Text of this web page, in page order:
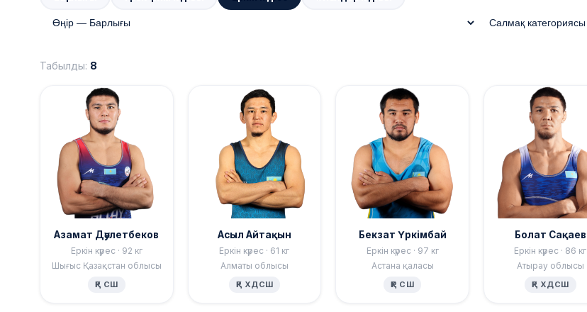
Табылды: 8
Азамат Дәулетбеков
Еркін күрес · 92 кг
Шығыс Қазақстан облысы
ҚР СШ
Асыл Айтақын
Еркін күрес · 61 кг
Алматы облысы
ҚР ХДСШ
Бекзат Үркімбай
Еркін күрес · 97 кг
Астана қаласы
ҚР СШ
Болат Сақаев
Еркін күрес · 86 кг
Атырау облысы
ҚР ХДСШ